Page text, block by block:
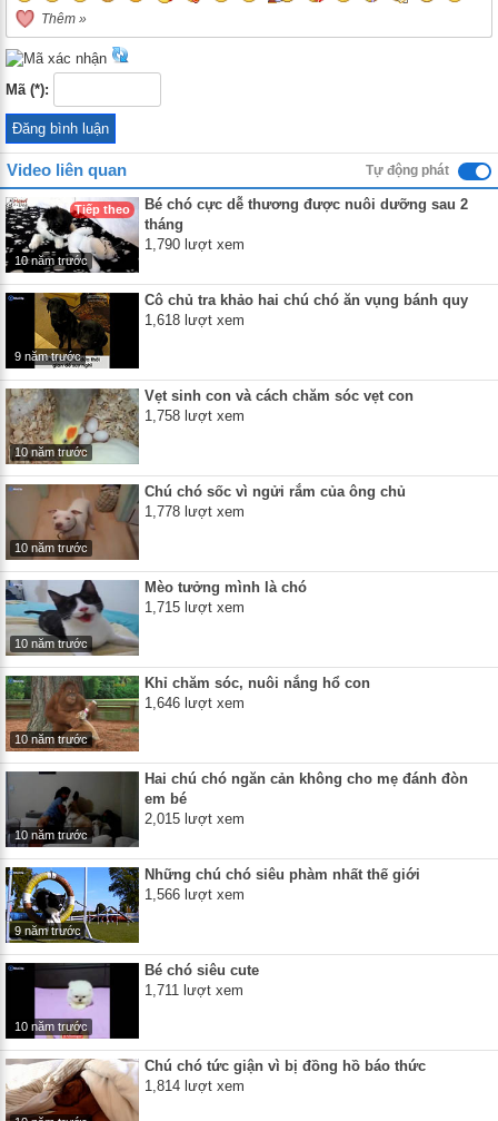
Thêm »
Mã (*):
Video liên quan Tự động phát
Tiếp theo
10 năm trước
Bé chó cực dễ thương được nuôi dưỡng sau 2
tháng
1,790 lượt xem
9 năm trước
Cô chủ tra khảo hai chú chó ăn vụng bánh quy
1,618 lượt xem
10 năm trước
Vẹt sinh con và cách chăm sóc vẹt con
1,758 lượt xem
10 năm trước
Chú chó sốc vì ngửi rắm của ông chủ
1,778 lượt xem
10 năm trước
Mèo tưởng mình là chó
1,715 lượt xem
10 năm trước
Khỉ chăm sóc, nuôi nắng hổ con
1,646 lượt xem
10 năm trước
Hai chú chó ngăn cản không cho mẹ đánh đòn
em bé
2,015 lượt xem
9 năm trước
Những chú chó siêu phàm nhất thế giới
1,566 lượt xem
10 năm trước
Bé chó siêu cute
1,711 lượt xem
Chú chó tức giận vì bị đồng hồ báo thức
1,814 lượt xem